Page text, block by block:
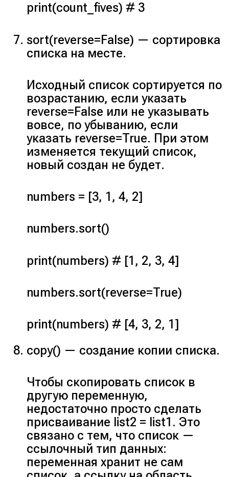
print(count_fives) # 3
sort(reverse=False) — сортировка
списка на месте.
Исходный список сортируется по
возрастанию, если указать
reverse=False или не указывать
вовсе, по убыванию, если
указать reverse=True. При этом
изменяется текущий список,
новый создан не будет.
numbers = [3, 1, 4, 2]
numbers.sort()
print(numbers) # [1, 2, 3, 4]
numbers.sort(reverse=True)
print(numbers) # [4, 3, 2, 1]
copy() — создание копии списка.
Чтобы скопировать список в
другую переменную,
недостаточно просто сделать
присваивание list2 = list1 . Это
связано с тем, что список —
ссылочный тип данных:
переменная хранит не сам